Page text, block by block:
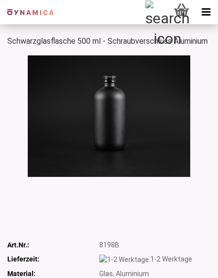
Schwarzglasflasche 500 ml - Schraubverschluss Aluminium
Art.Nr.:
8198B
Lieferzeit:
1-2 Werktage
Material:
Glas, Aluminium